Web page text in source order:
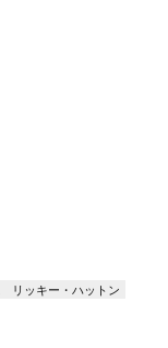
リッキー・ハットン